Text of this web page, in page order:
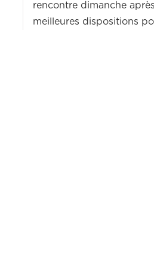
rencontre dimanche
meilleures dispositions